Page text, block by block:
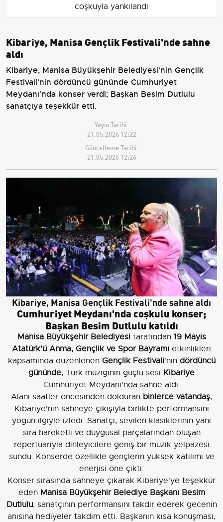
coşkuyla yankılandı
Kibariye, Manisa Gençlik Festivali'nde sahne
aldı
Kibariye, Manisa Büyükşehir Belediyesi'nin Gençlik
Festivali'nin dördüncü gününde Cumhuriyet
Meydanı'nda konser verdi; Başkan Besim Dutlulu
sanatçıya teşekkür etti.
Yayın Tarihi:
21.05.2026 12:22
Güncelleme Tarihi:
21.05.2026 12:26
Kibariye, Manisa Gençlik Festivali'nde sahne aldı
Cumhuriyet Meydanı'nda coşkulu konser;
Başkan Besim Dutlulu katıldı
Manisa Büyükşehir Belediyesitarafından 19 Mayıs
Atatürk’ü Anma, Gençlik ve Spor Bayramı etkinlikleri
kapsamında düzenlenen Gençlik Festivali'nin dördüncü
gününde, Türk müziğinin güçlü sesi Kibariye
Cumhuriyet Meydanı'nda sahne aldı.
Alanı saatler öncesinden dolduran binlerce vatandaş,
Kibariye'nin sahneye çıkışıyla birlikte performansını
yoğun ilgiyle izledi. Sanatçı, sevilen klasiklerinin yanı
sıra hareketli ve duygusal parçalarından oluşan
repertuarıyla dinleyicilere geniş bir müzik yelpazesi
sundu. Konserde özellikle gençlerin yüksek katılımı ve
enerjisi öne çıktı.
Konser sırasında sahneye çıkarak Kibariye'ye teşekkür
eden Manisa Büyükşehir Belediye Başkanı Besim
Dutlulu, sanatçının performansını takdir ederek gecenin
anısına hediyeler takdim etti. Başkanın kısa konuşması,